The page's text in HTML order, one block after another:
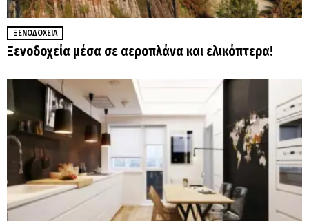
ΞΕΝΟΔΟΧΕΊΑ
Ξενοδοχεία μέσα σε αεροπλάνα και ελικόπτερα!